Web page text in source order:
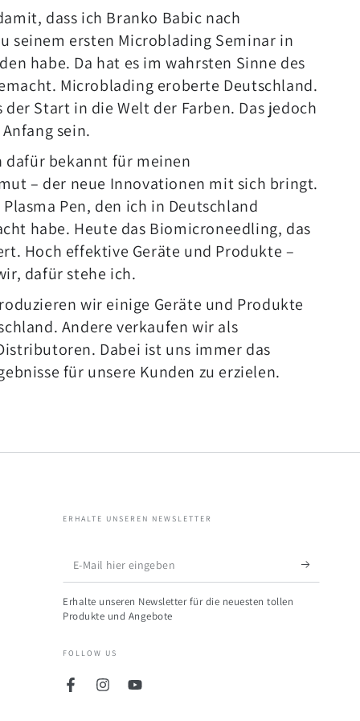
dass ich Branko Babic nach
seinem ersten Microblading Seminar in
habe. Da hat es im wahrsten Sinne des
Microblading eroberte Deutschland.
der Start in die Welt der Farben. Das jedoch
sein.
dafür bekannt für meinen
– der neue Innovationen mit sich bringt.
Pen, den ich in Deutschland
habe. Heute das Biomicroneedling, das
Hoch effektive Geräte und Produkte –
dafür stehe ich.
wir einige Geräte und Produkte
Andere verkaufen wir als
Dabei ist uns immer das
für unsere Kunden zu erzielen.
ERHALTE UNSEREN NEWSLETTER
E-
Mail
hier
Erhalte unseren Newsletter für die neuesten tollen
Produkte und Angebote
FOLLOW US
FacebookInstagramYouTube